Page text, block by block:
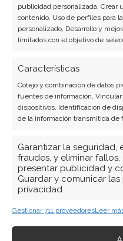
publicidad personalizada, Crear
contenido, Uso de perfiles para
personalizado, Desarrollo y
limitados con el objetivo de
Características
Cotejo y combinación de datos
fuentes de información,
dispositivos, Identificación de
de la información transmitida de
Garantizar la seguridad,
fraudes, y eliminar fallos,
presentar publicidad y
Guardar y comunicar
privacidad.
Gestionar 711 proveedoresLeer
BUSCAR